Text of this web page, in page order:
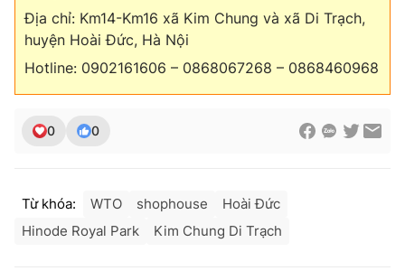
Địa chỉ: Km14-Km16 xã Kim Chung và xã Di Trạch,
huyện Hoài Đức, Hà Nội
Hotline: 0902161606 – 0868067268 – 0868460968
0 0
Từ khóa: WTO shophouse
Hoài Đức
Hinode Royal Park
Kim Chung Di Trạch